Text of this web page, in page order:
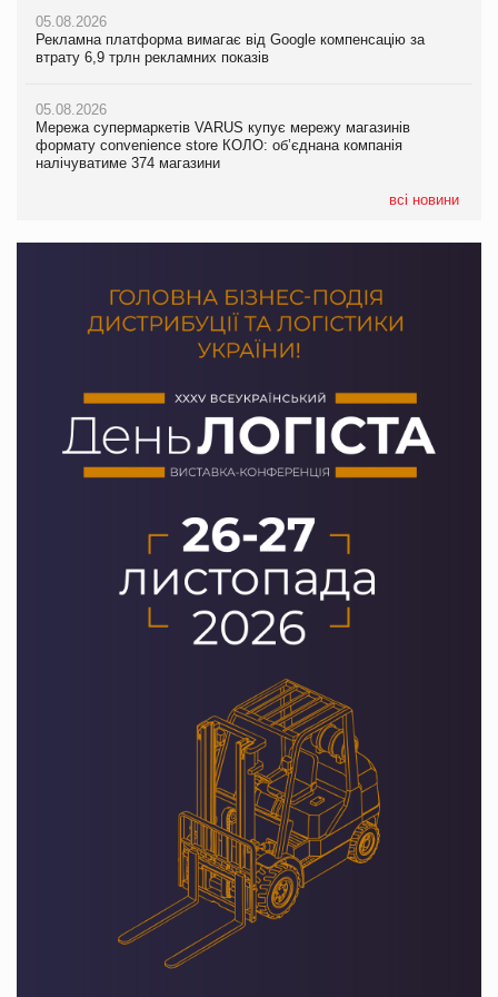
05.08.2026
Рекламна платформа вимагає від Google компенсацію за
втрату 6,9 трлн рекламних показів
05.08.2026
Мережа супермаркетів VARUS купує мережу магазинів
формату convenience store КОЛО: об’єднана компанія
налічуватиме 374 магазини
всі новини
05.08.2026
Сергій Лісунов про заморожені хлібобулочні вироби на
04.08.2026
Через атаку РФ у Дніпрі пошкоджено склад шоколаду
Millennium
05.08.2026
Рекламна платформа вимагає від Google компенсацію за
втрату 6,9 трлн рекламних показів
05.08.2026
Adidas витратила понад $1 млрд на маркетинг за квартал